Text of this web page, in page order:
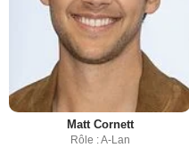
Matt Cornett
Rôle : A-Lan